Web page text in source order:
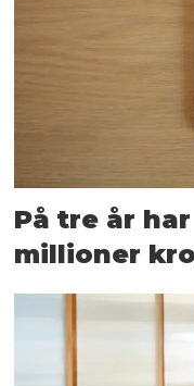
På tre år
millioner